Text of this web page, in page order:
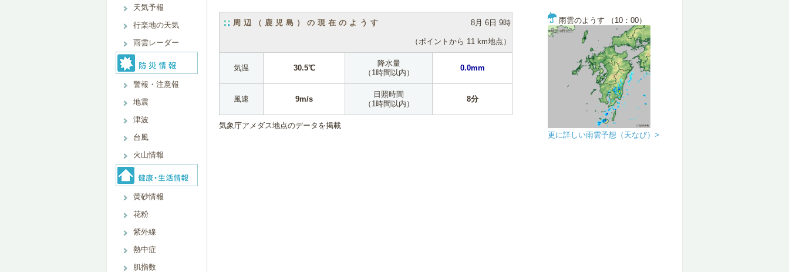
天気予報
行楽地の天気
雨雲レーダー
警報・注意報
地震
津波
台風
火山情報
黄砂情報
花粉
紫外線
熱中症
肌指数
周辺（鹿児島）の現在のようす 8月 6日 9時
（ポイントから 11 km地点）
気温 30.5℃
降水量
（1時間以内）
0.0mm
風速 9m/s
日照時間
（1時間以内）
8分
気象庁アメダス地点のデータを掲載
雨雲のようす （10：00）
更に詳しい雨雲予想（天なび）>